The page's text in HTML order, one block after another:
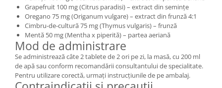
Grapefruit 100 mg (Citrus paradisi) – extract din semințe
Oregano 75 mg (Origanum vulgare) – extract din frunză 4:1
Cimbru-de-cultură 75 mg (Thymus vulgaris) – frunză
Mentă 50 mg (Mentha x piperită) – partea aeriană
Mod de administrare
Se administrează câte 2 tablete de 2 ori pe zi, la masă, cu 200 ml
de apă sau conform recomandării consultantului de specialitate.
Pentru utilizare corectă, urmați instrucțiunile de pe ambalaj.